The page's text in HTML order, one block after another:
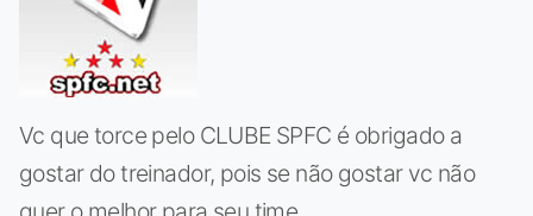
Vc que torce pelo CLUBE SPFC é obrigado a
gostar do treinador, pois se não gostar vc não